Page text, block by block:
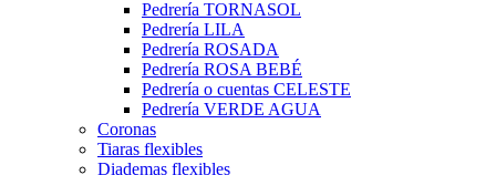
Pedrería TORNASOL
Pedrería LILA
Pedrería ROSADA
Pedrería ROSA BEBÉ
Pedrería o cuentas CELESTE
Pedrería VERDE AGUA
Coronas
Tiaras flexibles
Diademas flexibles